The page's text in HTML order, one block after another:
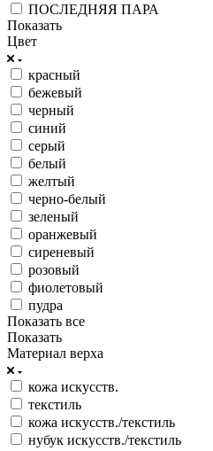
ПОСЛЕДНЯЯ ПАРА
Показать
Цвет
красный
бежевый
черный
синий
серый
белый
желтый
черно-белый
зеленый
оранжевый
сиреневый
розовый
фиолетовый
пудра
Показать все
Показать
Материал верха
кожа искусств.
текстиль
кожа искусств./текстиль
нубук искусств./текстиль